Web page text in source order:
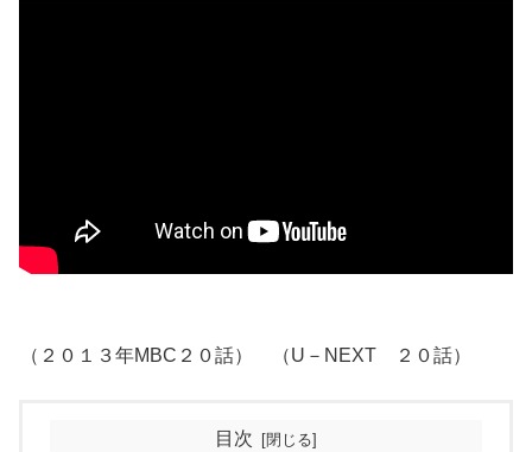
（２０１３年MBC２０話） （U－NEXT ２０話）
目次